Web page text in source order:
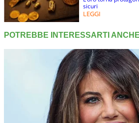
sicuri
LEGGI